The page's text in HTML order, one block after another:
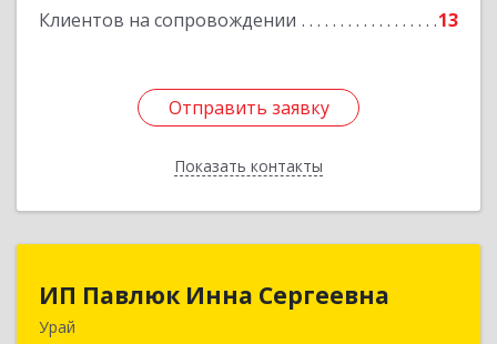
Клиентов на сопровождении 13
Отправить заявку
Показать контакты
Подробнее
Отправить заявку
Назад
ИП Павлюк Инна Сергеевна
Урай
628284, Ханты-Мансийский Автономный округ